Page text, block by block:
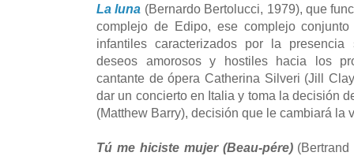
La luna (Bernardo Bertolucci, 1979), que
complejo de Edipo, ese complejo
infantiles caracterizados por la
deseos amorosos y hostiles hacia los
cantante de ópera Catherina Silveri (Jill
dar un concierto en Italia y toma la decisión
(Matthew Barry), decisión que le cambiará la
Tú me hiciste mujer (Beau-pére)